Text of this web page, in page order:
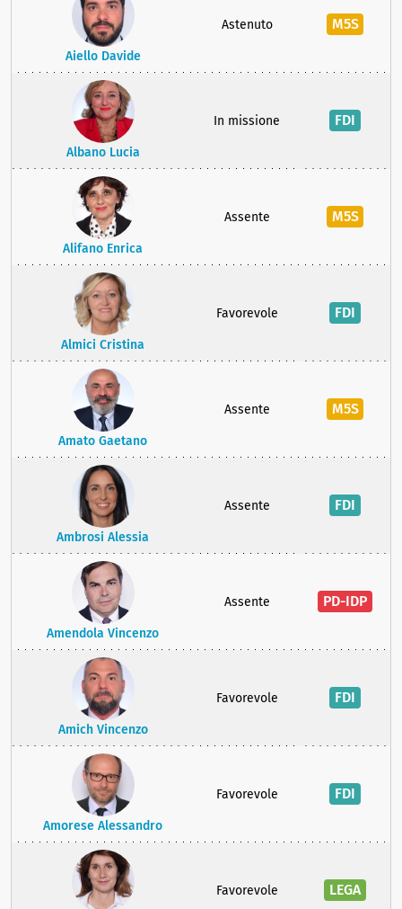
Aiello Davide
Astenuto M5S
Albano Lucia
In missione FDI
Alifano Enrica
Assente M5S
Almici Cristina
Favorevole FDI
Amato Gaetano
Assente M5S
Ambrosi Alessia
Assente FDI
Amendola Vincenzo
Assente PD-IDP
Amich Vincenzo
Favorevole FDI
Amorese Alessandro
Favorevole FDI
Favorevole LEGA